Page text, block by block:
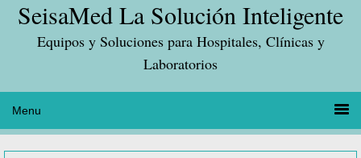
Saltar
principal
Saltar
contenido
Saltar
lateral
principal
SeisaMed La Solución Inteligente
Equipos y Soluciones para Hospitales, Clínicas y
Laboratorios